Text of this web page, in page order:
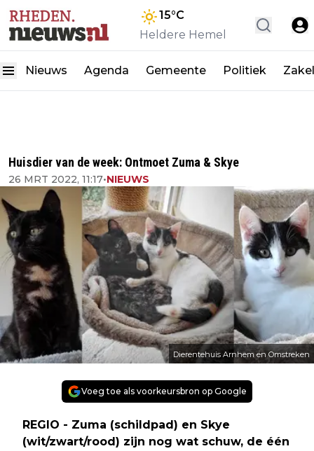
15°C
Heldere Hemel
Nieuws Agenda Gemeente Politiek
Huisdier van de week: Ontmoet Zuma & Skye
26 MRT 2022, 11:17•NIEUWS
Dierentehuis Arnhem en Omstreken
Voeg toe als voorkeursbron op Google
REGIO - Zuma (schildpad) en Skye
(wit/zwart/rood) zijn nog wat schuw, de één